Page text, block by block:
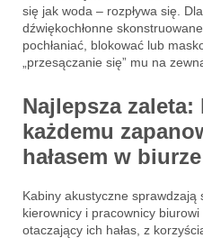
się jak woda – rozpływa się.
dźwiękochłonne
pochłaniać, blokować lub
„przesączanie się” mu na
Najlepsza
każdemu
hałasem w biurze
Kabiny akustyczne
kierownicy i pracownicy
otaczający ich hałas, z